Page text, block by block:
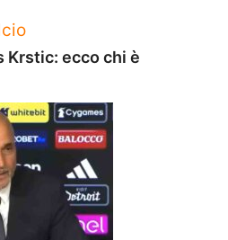
Krstic: ecco chi è